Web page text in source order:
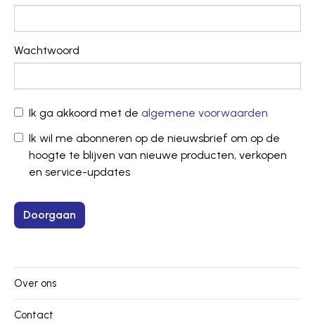
Wachtwoord
Ik ga akkoord met de algemene voorwaarden
Ik wil me abonneren op de nieuwsbrief om op de
hoogte te blijven van nieuwe producten, verkopen
en service-updates
Over ons
Contact